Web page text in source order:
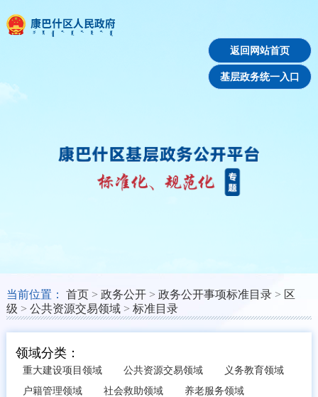
返回网站首页
基层政务统一入口
当前位置： 首页> 政务公开> 政务公开事项标准目录> 区
级 > 公共资源交易领域> 标准目录
领域分类：
重大建设项目领域 公共资源交易领域
义务教育领域
户籍管理领域
社会救助领域
养老服务领域